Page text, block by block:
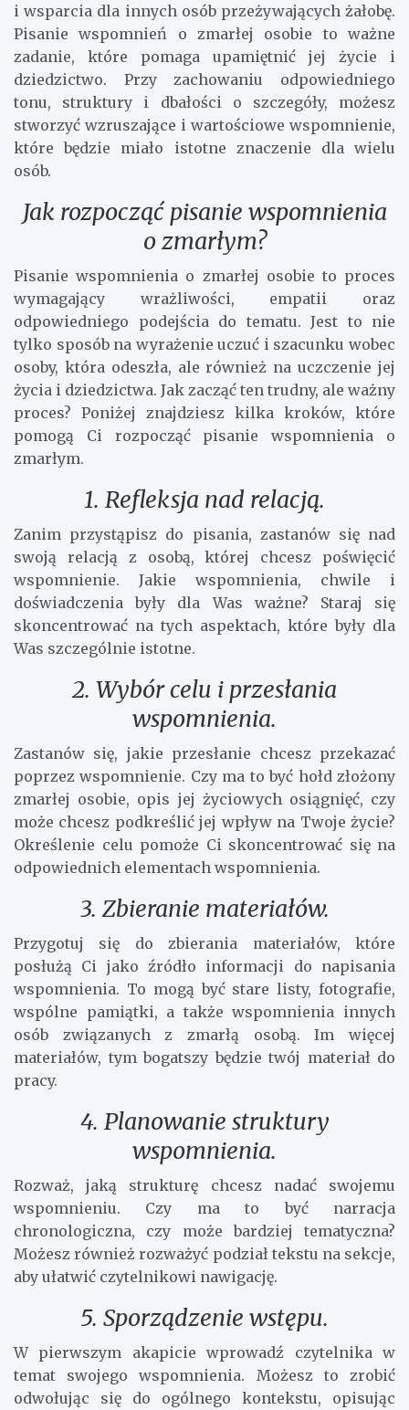
i wsparcia dla innych osób przeżywających żałobę.
Pisanie wspomnień o zmarłej osobie to ważne
zadanie, które pomaga upamiętnić jej życie i
dziedzictwo. Przy zachowaniu odpowiedniego
tonu, struktury i dbałości o szczegóły, możesz
stworzyć wzruszające i wartościowe wspomnienie,
które będzie miało istotne znaczenie dla wielu
osób.
Jak rozpocząć pisanie wspomnienia
o zmarłym?
Pisanie wspomnienia o zmarłej osobie to proces
wymagający wrażliwości, empatii oraz
odpowiedniego podejścia do tematu. Jest to nie
tylko sposób na wyrażenie uczuć i szacunku wobec
osoby, która odeszła, ale również na uczczenie jej
życia i dziedzictwa. Jak zacząć ten trudny, ale ważny
proces? Poniżej znajdziesz kilka kroków, które
pomogą Ci rozpocząć pisanie wspomnienia o
zmarłym.
1. Refleksja nad relacją.
Zanim przystąpisz do pisania, zastanów się nad
swoją relacją z osobą, której chcesz poświęcić
wspomnienie. Jakie wspomnienia, chwile i
doświadczenia były dla Was ważne? Staraj się
skoncentrować na tych aspektach, które były dla
Was szczególnie istotne.
2. Wybór celu i przesłania
wspomnienia.
Zastanów się, jakie przesłanie chcesz przekazać
poprzez wspomnienie. Czy ma to być hołd złożony
zmarłej osobie, opis jej życiowych osiągnięć, czy
może chcesz podkreślić jej wpływ na Twoje życie?
Określenie celu pomoże Ci skoncentrować się na
odpowiednich elementach wspomnienia.
3. Zbieranie materiałów.
Przygotuj się do zbierania materiałów, które
posłużą Ci jako źródło informacji do napisania
wspomnienia. To mogą być stare listy, fotografie,
wspólne pamiątki, a także wspomnienia innych
osób związanych z zmarłą osobą. Im więcej
materiałów, tym bogatszy będzie twój materiał do
pracy.
4. Planowanie struktury
wspomnienia.
Rozważ, jaką strukturę chcesz nadać swojemu
wspomnieniu. Czy ma to być narracja
chronologiczna, czy może bardziej tematyczna?
Możesz również rozważyć podział tekstu na sekcje,
aby ułatwić czytelnikowi nawigację.
5. Sporządzenie wstępu.
W pierwszym akapicie wprowadź czytelnika w
temat swojego wspomnienia. Możesz to zrobić
odwołując się do ogólnego kontekstu, opisując